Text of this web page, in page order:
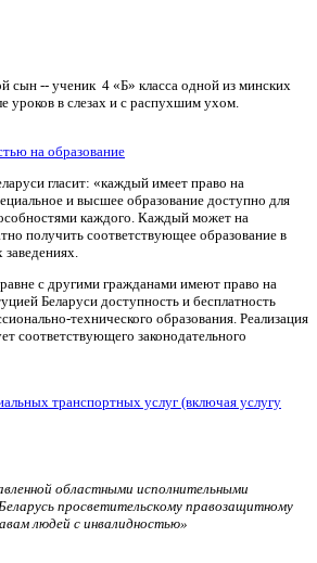
сын -- ученик 4 «Б» класса одной из минских
уроков в слезах и с распухшим ухом.
на образование
гласит: «каждый имеет право на
и высшее образование доступно для
каждого. Каждый может на
получить соответствующее образование в
с другими гражданами имеют право на
Беларуси доступность и бесплатность
технического образования. Реализация
соответствующего законодательного
транспортных услуг (включая услугу
областными исполнительными
просветительскому правозащитному
людей с инвалидностью»